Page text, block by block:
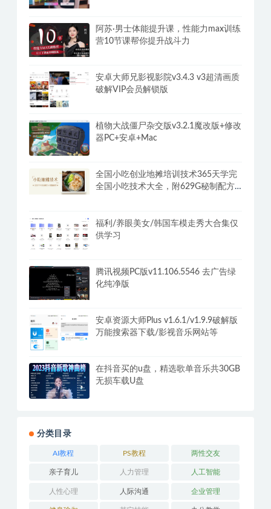
阿苏·男士体能提升课，性能力max训练
营10节课帮你提升战斗力
安卓大师兄影视影院v3.4.3 v3超清画质
破解VIP会员解锁版
植物大战僵尸杂交版v3.2.1魔改版+修改
器PC+安卓+Mac
全国小吃创业地摊培训技术365天学完
全国小吃技术大全，附629G秘制配方
福利/养眼美女/韩国车模走秀大合集仅
供学习
腾讯视频PC版v11.106.5546 去广告绿
化纯净版
安卓资源大师Plus v1.6.1/v1.9.9破解版
万能搜索器下载/影视音乐网站等
在抖音买的u盘，精选歌单音乐共30GB
无损车载U盘
分类目录
AI教程 PS教程 两性交友
亲子育儿 人力管理 人工智能
人性心理 人际沟通 企业管理